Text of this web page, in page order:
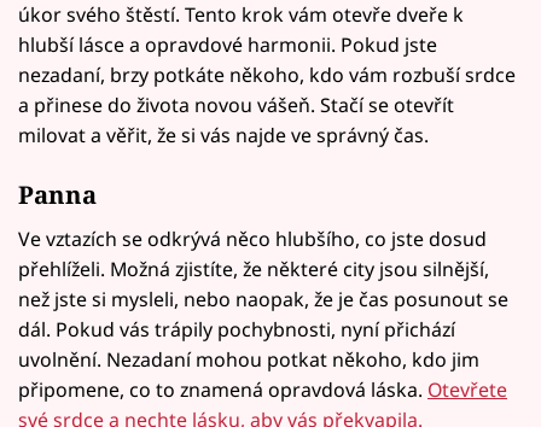
úkor svého štěstí. Tento krok vám otevře dveře k
hlubší lásce a opravdové harmonii. Pokud jste
nezadaní, brzy potkáte někoho, kdo vám rozbuší srdce
a přinese do života novou vášeň. Stačí se otevřít
milovat a věřit, že si vás najde ve správný čas.
Panna
Ve vztazích se odkrývá něco hlubšího, co jste dosud
přehlíželi. Možná zjistíte, že některé city jsou silnější,
než jste si mysleli, nebo naopak, že je čas posunout se
dál. Pokud vás trápily pochybnosti, nyní přichází
uvolnění. Nezadaní mohou potkat někoho, kdo jim
připomene, co to znamená opravdová láska. Otevřete
své srdce a nechte lásku, aby vás překvapila.